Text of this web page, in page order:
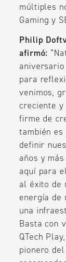
múltiples
Gaming y
Philip
afirmó:
para
venimos,
creciente
firme de
también
definir
años y
aquí para
al éxito de
energía de
una
Basta con
QTech
pionero